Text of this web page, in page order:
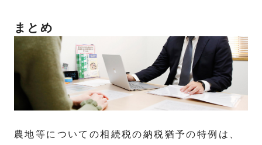
まとめ
農地等についての相続税の納税猶予の特例は、